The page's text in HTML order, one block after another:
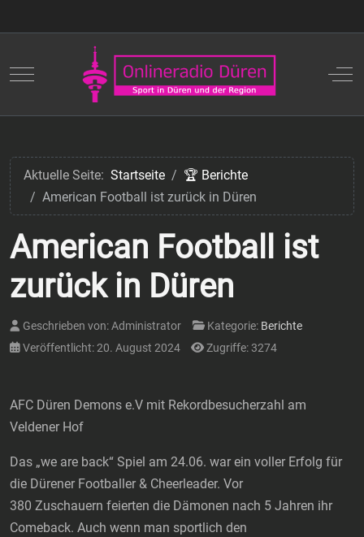
Mobile Menu Toggle Off-
Aktuelle Seite: Startseite
🏆 Berichte
American Football ist zurück in Düren
American Football ist
zurück in Düren
Geschrieben von:Administrator Kategorie: Berichte
Veröffentlicht: 20. August 2024
Zugriffe: 3274
AFC Düren Demons e.V mit Rekordbesucherzahl am
Veldener Hof
Das „we are back“ Spiel am 24.06. war ein voller Erfolg für
die Dürener Footballer & Cheerleader. Vor
380 Zuschauern feierten die Dämonen nach 5 Jahren ihr
Comeback. Auch wenn man sportlich den